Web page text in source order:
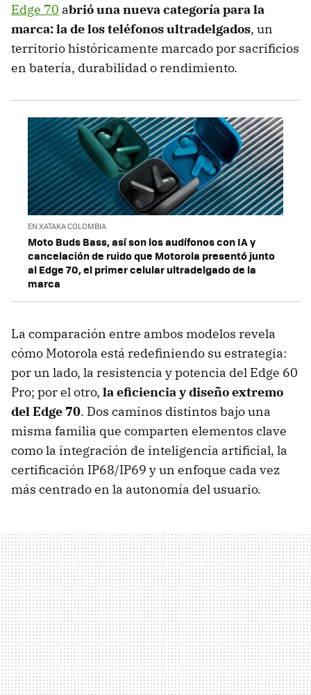
Edge 70 abrió una nueva categoría para la
marca: la de los teléfonos ultradelgados, un
territorio históricamente marcado por sacrificios
en batería, durabilidad o rendimiento.
EN XATAKA COLOMBIA
Moto Buds Bass, así son los audífonos con IA y
cancelación de ruido que Motorola presentó junto
al Edge 70, el primer celular ultradelgado de la
marca
La comparación entre ambos modelos revela
cómo Motorola está redefiniendo su estrategia:
por un lado, la resistencia y potencia del Edge 60
Pro; por el otro, la eficiencia y diseño extremo
del Edge 70. Dos caminos distintos bajo una
misma familia que comparten elementos clave
como la integración de inteligencia artificial, la
certificación IP68/IP69 y un enfoque cada vez
más centrado en la autonomía del usuario.